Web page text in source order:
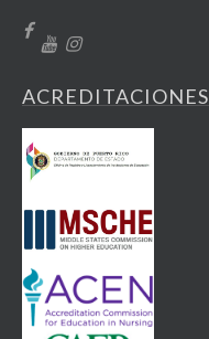
ACREDITACIONES